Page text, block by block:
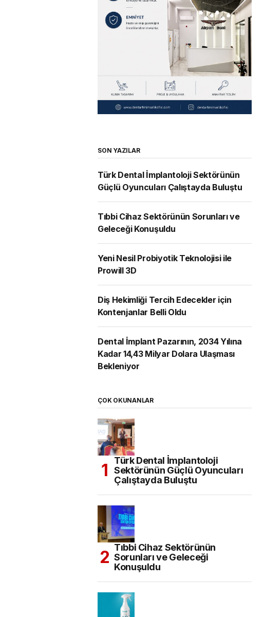
SON YAZILAR
Türk Dental İmplantoloji Sektörünün
Güçlü Oyuncuları Çalıştayda Buluştu
Tıbbi Cihaz Sektörünün Sorunları ve
Geleceği Konuşuldu
Yeni Nesil Probiyotik Teknolojisi ile
Prowill 3D
Diş Hekimliği Tercih Edecekler için
Kontenjanlar Belli Oldu
Dental İmplant Pazarının, 2034 Yılına
Kadar 14,43 Milyar Dolara Ulaşması
Bekleniyor
ÇOK OKUNANLAR
Türk Dental İmplantoloji
Sektörünün Güçlü Oyuncuları
Çalıştayda Buluştu
Tıbbi Cihaz Sektörünün
Sorunları ve Geleceği
Konuşuldu